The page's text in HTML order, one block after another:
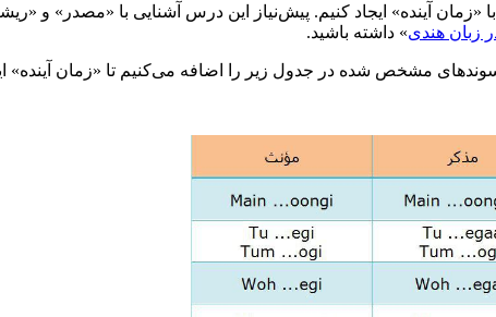
آینده» ایجاد کنیم. پیش‌نیاز این درس آشنایی با «مصدر» و
زبان هندی» داشته باشید.
مشخص شده در جدول زیر را اضافه می‌کنیم تا «زمان آینده»